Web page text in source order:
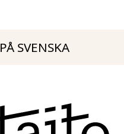
PÅ SVENSKA